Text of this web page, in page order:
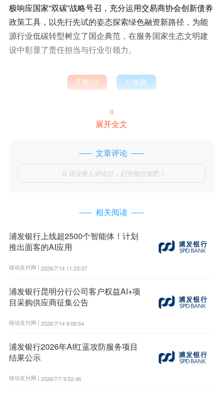
极响应国家“双碳”战略号召，充分运用交易商协会创新债券
政策工具，以先行先试的姿态探索绿色融资新路径，为能
源行业低碳转型树立了国企典范，在服务国家生态文明建
设中彰显了责任担当与行业引领力。
 赞()  收藏

展开全文
文章评论
 还没有人评论过，赶快抢沙发吧！
相关阅读
浦发银行上线超2500个智能体！计划
推出面客的AI应用
移动支付网 | 2026/7/14 11:23:37
浦发银行昆明分行公司客户权益AI+项
目采购供应商征集公告
移动支付网 | 2026/7/14 9:06:54
浦发银行2026年AI红蓝攻防服务项目
结果公示
移动支付网 | 2026/7/7 9:52:46